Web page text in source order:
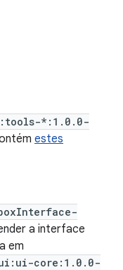
*:1.0.0-
estes
a interface
em
core:1.0.0-